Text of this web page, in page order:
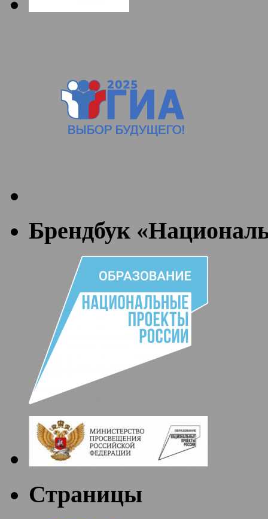
Брендбук
Страницы